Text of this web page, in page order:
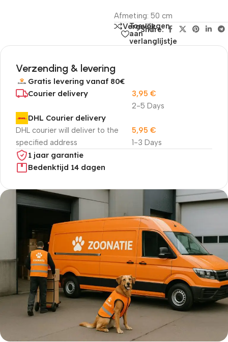
Afmeting: 50 cm
Vergelijk
Toevoegen
aan
verlanglijstje
Share:
Verzending & levering
Gratis levering vanaf 80€
Courier delivery
2-5 Days
3,95 €
DHL Courier delivery
DHL courier will deliver to the
specified address
1-3 Days
5,95 €
1 jaar garantie
Bedenktijd 14 dagen